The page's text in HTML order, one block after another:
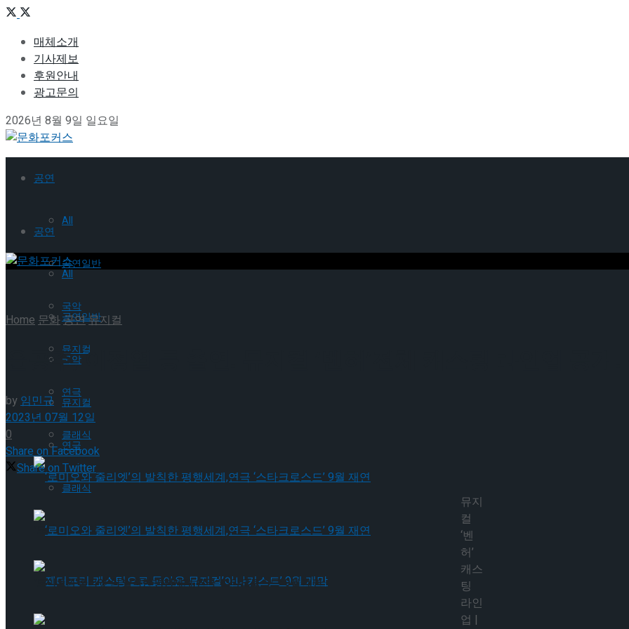
매체소개
기사제보
후원안내
광고문의
2026년 8월 9일 일요일
공연
All
공연일반
국악
뮤지컬
연극
클래식
‘로미오와 줄리엣’의 발칙한 평행세계,연극 ‘스타크로스드’ 9월 재연
공연
All
공연일반
국악
뮤지컬
연극
클래식
‘로미오와 줄리엣’의 발칙한 평행세계,연극 ‘스타크로스드’ 9월 재연
Home문화공연뮤지컬
윤공주, 이정열 등 출연. 뮤지컬 ‘벤허’전체 캐스팅 라인업 공개
by임민규
2023년 07월 12일
0
Share on Facebook
Share on Twitter
뮤지
컬
‘벤
허’
캐스
팅
라인
업 |